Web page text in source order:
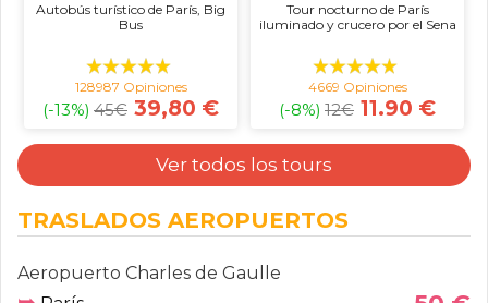
Autobús turístico de París, Big
Bus
128987 Opiniones
(-13%) 45€ 39,80 €
Tour nocturno de París
iluminado y crucero por el Sena
4669 Opiniones
(-8%) 12€ 11.90 €
Ver todos los tours
TRASLADOS AEROPUERTOS
Aeropuerto Charles de Gaulle